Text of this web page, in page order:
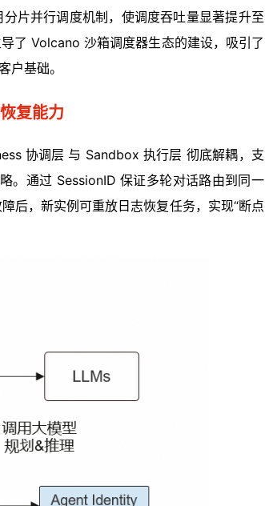
片并行调度机制，使调度吞吐量显著提升至
了 Volcano 沙箱调度器生态的建设，吸引了
户基础。
复能力
协调层 与 Sandbox 执行层 彻底解耦，支
。通过 SessionID 保证多轮对话路由到同一
后，新实例可重放日志恢复任务，实现“断点